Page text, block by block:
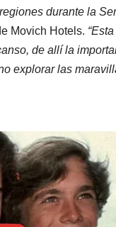
durante la
Movich Hotels.
de allí la
explorar las